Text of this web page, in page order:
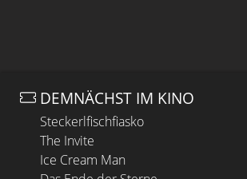
DEMNÄCHST IM KINO
Steckerlfischfiasko
The Invite
Ice Cream Man